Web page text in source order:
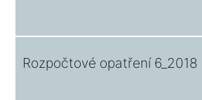
Rozpočtové opatření 6_2018